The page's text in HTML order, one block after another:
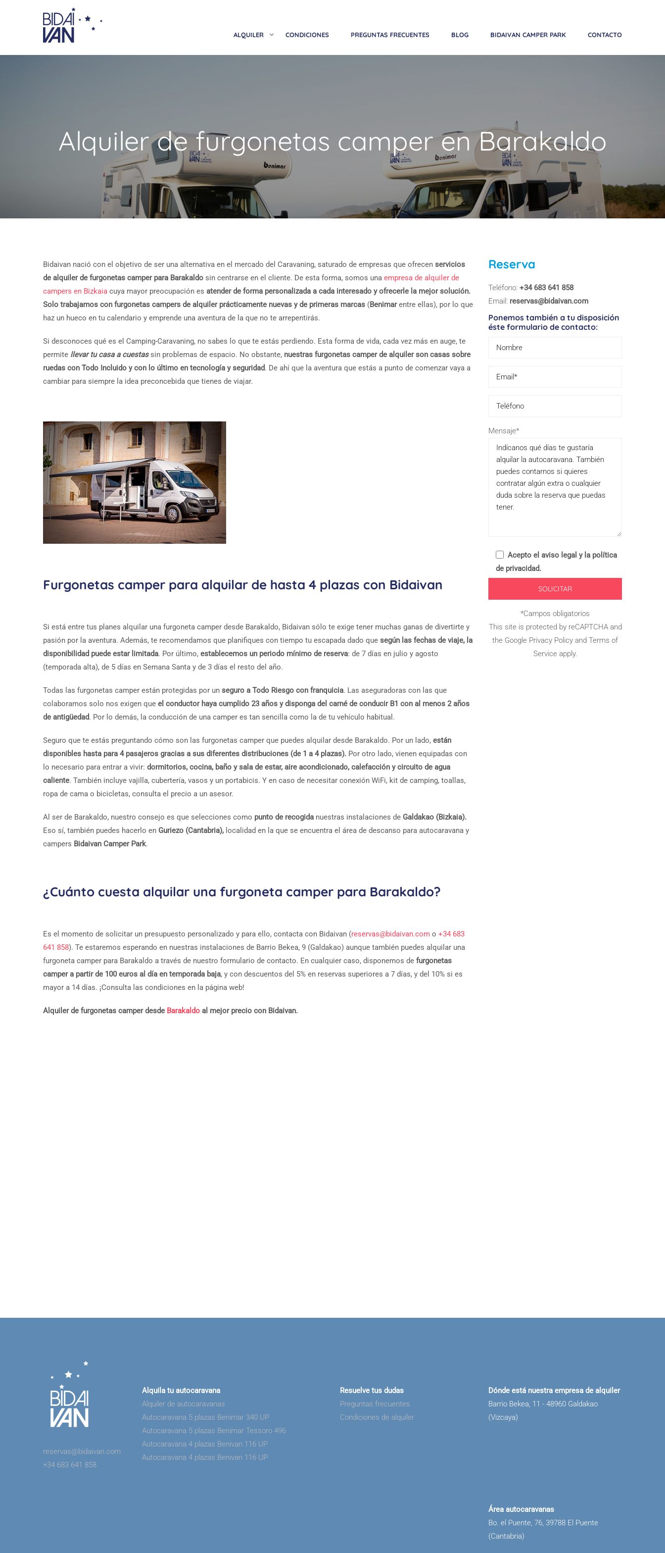
ALQUILER CONDICIONES PREGUNTAS FRECUENTES BLOG BIDAIVAN CAMPER PARK CONTACTO
Alquiler de furgonetas camper en Barakaldo
Bidaivan nació con el objetivo de ser una alternativa en el mercado del Caravaning, saturado de empresas que ofrecen servicios
de alquiler de furgonetas camper para Barakaldo sin centrarse en el cliente. De esta forma, somos una empresa de alquiler de
campers en Bizkaia cuya mayor preocupación es atender de forma personalizada a cada interesado y ofrecerle la mejor solución.
Solo trabajamos con furgonetas campers de alquiler prácticamente nuevas y de primeras marcas (Benimarentre ellas), por lo que
haz un hueco en tu calendario y emprende una aventura de la que no te arrepentirás.
Si desconoces qué es el Camping-Caravaning, no sabes lo que te estás perdiendo. Esta forma de vida, cada vez más en auge, te
permite llevar tu casa a cuestassin problemas de espacio. No obstante, nuestras furgonetas camper de alquiler son casas sobre
ruedas con Todo Incluido y con lo último en tecnología y seguridad. De ahí que la aventura que estás a punto de comenzar vaya a
cambiar para siempre la idea preconcebida que tienes de viajar.
Furgonetas camper para alquilar de hasta 4 plazas con Bidaivan
Si está entre tus planes alquilar una furgoneta camper desde Barakaldo, Bidaivan sólo te exige tener muchas ganas de divertirte y
pasión por la aventura. Además, te recomendamos que planifiques con tiempo tu escapada dado que según las fechas de viaje, la
disponibilidad puede estar limitada. Por último, establecemos un periodo mínimo de reserva: de 7 días en julio y agosto
(temporada alta), de 5 días en Semana Santa y de 3 días el resto del año.
Todas las furgonetas camper están protegidas por un seguro a Todo Riesgo con franquicia. Las aseguradoras con las que
colaboramos solo nos exigen que el conductor haya cumplido 23 años y disponga del carné de conducir B1 con al menos 2 años
de antigüedad. Por lo demás, la conducción de una camper es tan sencilla como la de tu vehículo habitual.
Seguro que te estás preguntando cómo son las furgonetas camper que puedes alquilar desde Barakaldo. Por un lado, están
disponibles hasta para 4 pasajeros gracias a sus diferentes distribuciones (de 1 a 4 plazas). Por otro lado, vienen equipadas con
lo necesario para entrar a vivir: dormitorios, cocina, baño y sala de estar, aire acondicionado, calefacción y circuito de agua
caliente. También incluye vajilla, cubertería, vasos y un portabicis. Y en caso de necesitar conexión WiFi, kit de camping, toallas,
ropa de cama o bicicletas, consulta el precio a un asesor.
Al ser de Barakaldo, nuestro consejo es que selecciones como punto de recogida nuestras instalaciones de Galdakao (Bizkaia).
Eso sí, también puedes hacerlo en Guriezo (Cantabria), localidad en la que se encuentra el área de descanso para autocaravana y
campers Bidaivan Camper Park.
¿Cuánto cuesta alquilar una furgoneta camper para Barakaldo?
Es el momento de solicitar un presupuesto personalizado y para ello, contacta con Bidaivan (reservas@bidaivan.com o +34 683
641 858). Te estaremos esperando en nuestras instalaciones de Barrio Bekea, 9 (Galdakao) aunque también puedes alquilar una
furgoneta camper para Barakaldo a través de nuestro formulario de contacto. En cualquier caso, disponemos de furgonetas
camper a partir de 100 euros al día en temporada baja, y con descuentos del 5% en reservas superiores a 7 días, y del 10% si es
mayor a 14 días. ¡Consulta las condiciones en la página web!
Alquiler de furgonetas camper desde Barakaldo al mejor precio con Bidaivan.
Reserva
Teléfono: +34 683 641 858
Email: reservas@bidaivan.com
Ponemos también a tu disposición
éste formulario de contacto:
Mensaje*
Acepto el aviso legal y la política
de privacidad.
*Campos obligatorios
This site is protected by reCAPTCHA and
the Google Privacy Policy and Terms of
Serviceapply.
reservas@bidaivan.com
+34 683 641 858
Alquila tu autocaravana
Alquiler de autocaravanas
Autocaravana 5 plazas Benimar 340 UP
Autocaravana 5 plazas Benimar Tessoro 496
Autocaravana 4 plazas Benivan 116 UP
Autocaravana 4 plazas Benivan 116 UP
Resuelve tus dudas
Preguntas frecuentes
Condiciones de alquiler
Dónde está nuestra empresa de alquiler
Barrio Bekea, 11 - 48960 Galdakao
(Vizcaya)
Área autocaravanas
Bo. el Puente, 76, 39788 El Puente
(Cantabria)